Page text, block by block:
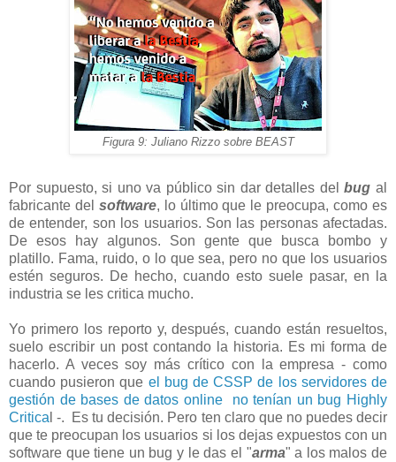
Figura 9: Juliano Rizzo sobre BEAST
Por supuesto, si uno va público sin dar detalles delbug al
fabricante del software, lo último que le preocupa, como es
de entender, son los usuarios. Son las personas afectadas.
De esos hay algunos. Son gente que busca bombo y
platillo. Fama, ruido, o lo que sea, pero no que los usuarios
estén seguros. De hecho, cuando esto suele pasar, en la
industria se les critica mucho.
Yo primero los reporto y, después, cuando están resueltos,
suelo escribir un post contando la historia. Es mi forma de
hacerlo. A veces soy más crítico con la empresa - como
cuando pusieron que el bug de CSSP de los servidores de
gestión de bases de datos online no tenían un bug Highly
Critica l -. Es tu decisión. Pero ten claro que no puedes decir
que te preocupan los usuarios si los dejas expuestos con un
software que tiene un bug y le das el "arma" a los malos de